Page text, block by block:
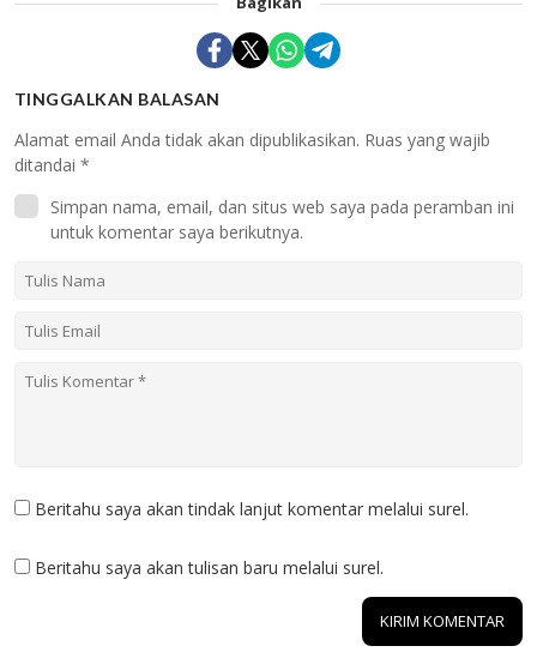
TINGGALKAN BALASAN
Alamat email Anda tidak akan dipublikasikan. Ruas yang wajib
ditandai *
Simpan nama, email, dan situs web saya pada peramban ini
untuk komentar saya berikutnya.
Beritahu saya akan tindak lanjut komentar melalui surel.
Beritahu saya akan tulisan baru melalui surel.